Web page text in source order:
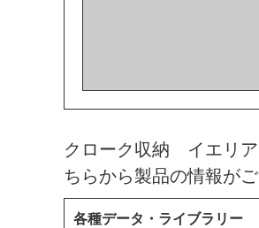
クローク収納 イエリ
ちらから製品の情報が
各種データ・ライブラリー